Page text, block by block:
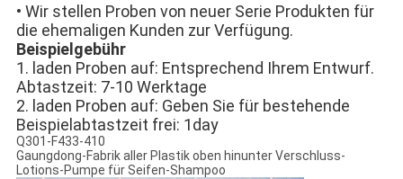
• Wir stellen Proben von neuer Serie Produkten für
die ehemaligen Kunden zur Verfügung.
Beispielgebühr
1. laden Proben auf: Entsprechend Ihrem Entwurf.
Abtastzeit: 7-10 Werktage
2. laden Proben auf: Geben Sie für bestehende
Beispielabtastzeit frei: 1day
Q301-F433-410
Gaungdong-Fabrik aller Plastik oben hinunter Verschluss-
Lotions-Pumpe für Seifen-Shampoo